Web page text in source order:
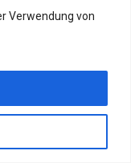
Verwendung von